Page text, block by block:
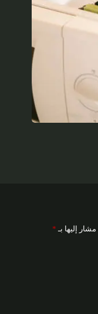
مشار إليها بـ *